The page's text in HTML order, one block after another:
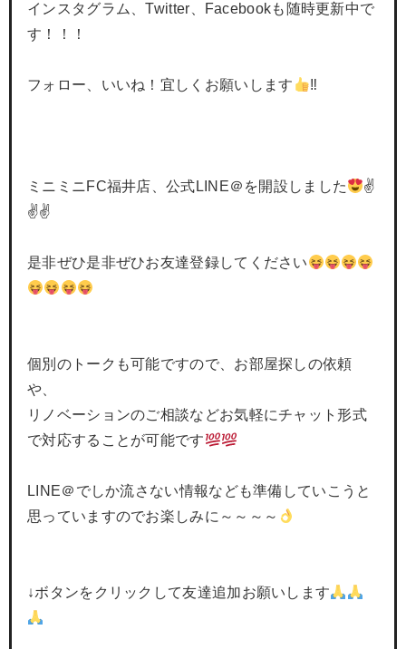
インスタグラム、Twitter、Facebookも随時更新中で
す！！！
フォロー、いいね！宜しくお願いします ‼
ミニミニFC福井店、公式LINE＠を開設しました
✌
✌✌
是非ぜひ是非ぜひお友達登録してください
個別のトークも可能ですので、お部屋探しの依頼
や、
リノベーションのご相談などお気軽にチャット形式
で対応することが可能です
LINE＠でしか流さない情報なども準備していこうと
思っていますのでお楽しみに～～～～
↓ボタンをクリックして友達追加お願いします